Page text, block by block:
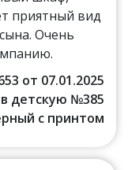
приятный вид
Очень
от 07.01.2025
детскую №385
с принтом